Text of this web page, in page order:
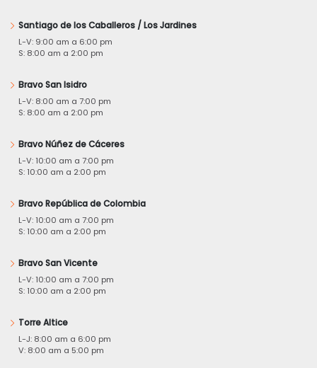
Santiago de los Caballeros / Los Jardines
L-V: 9:00 am a 6:00 pm
S: 8:00 am a 2:00 pm
Bravo San Isidro
L-V: 8:00 am a 7:00 pm
S: 8:00 am a 2:00 pm
Bravo Núñez de Cáceres
L-V: 10:00 am a 7:00 pm
S: 10:00 am a 2:00 pm
Bravo República de Colombia
L-V: 10:00 am a 7:00 pm
S: 10:00 am a 2:00 pm
Bravo San Vicente
L-V: 10:00 am a 7:00 pm
S: 10:00 am a 2:00 pm
Torre Altice
L-J: 8:00 am a 6:00 pm
V: 8:00 am a 5:00 pm